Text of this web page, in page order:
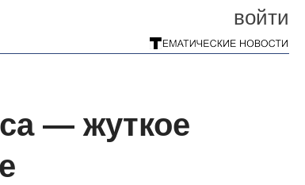
войти
— жуткое